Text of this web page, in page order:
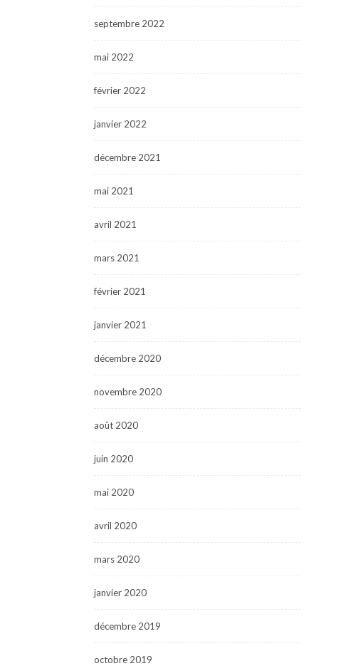
septembre 2022
mai 2022
février 2022
janvier 2022
décembre 2021
mai 2021
avril 2021
mars 2021
février 2021
janvier 2021
décembre 2020
novembre 2020
août 2020
juin 2020
mai 2020
avril 2020
mars 2020
janvier 2020
décembre 2019
octobre 2019